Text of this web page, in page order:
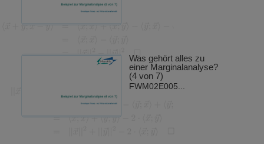
Was gehört alles zu
einer Marginalanalyse?
(4 von 7)
FWM02E005...